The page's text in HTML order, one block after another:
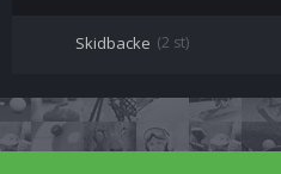
Skidbacke (2 st)